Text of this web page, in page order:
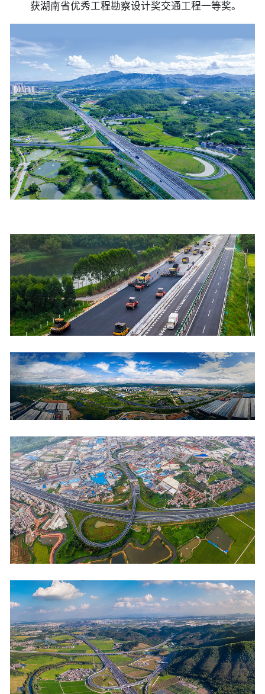
隧道
工程
工程
试验
工程
水利
工程
国际
获湖南省优秀工程勘察设计奖交通工程一等奖。